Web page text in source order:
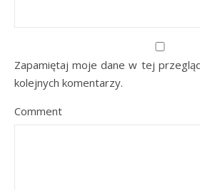
Zapamiętaj moje dane w tej
kolejnych komentarzy.
Comment